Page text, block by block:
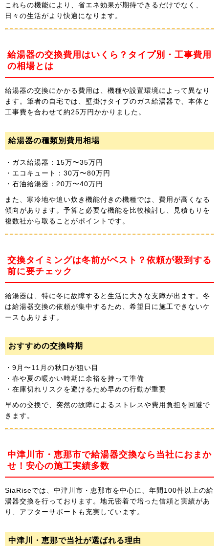
これらの機能により、省エネ効果が期待できるだけでなく、
日々の生活がより快適になります。
給湯器の交換費用はいくら？タイプ別・工事費用
の相場とは
給湯器の交換にかかる費用は、機種や設置環境によって異なり
ます。筆者の自宅では、壁掛けタイプのガス給湯器で、本体と
工事費を合わせて約25万円かかりました。
給湯器の種類別費用相場
・ガス給湯器：15万〜35万円
・エコキュート：30万〜80万円
・石油給湯器：20万〜40万円
また、寒冷地や追い炊き機能付きの機種では、費用が高くなる
傾向があります。予算と必要な機能を比較検討し、見積もりを
複数社から取ることがポイントです。
交換タイミングは冬前がベスト？依頼が殺到する
前に要チェック
給湯器は、特に冬に故障すると生活に大きな支障が出ます。冬
は給湯器交換の依頼が集中するため、希望日に施工できないケ
ースもあります。
おすすめの交換時期
・9月〜11月の秋口が狙い目
・春や夏の暖かい時期に余裕を持って準備
・在庫切れリスクを避けるため早めの行動が重要
早めの交換で、突然の故障によるストレスや費用負担を回避で
きます。
中津川市・恵那市で給湯器交換なら当社におまか
せ！安心の施工実績多数
SiaRiseでは、中津川市・恵那市を中心に、年間100件以上の給
湯器交換を行っております。地元密着で培った信頼と実績があ
り、アフターサポートも充実しています。
中津川・恵那で当社が選ばれる理由